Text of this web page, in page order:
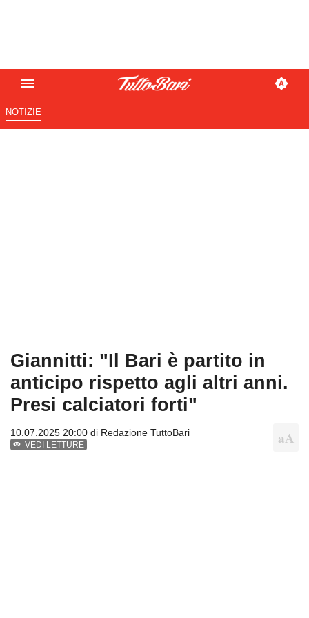
NOTIZIE
Giannitti: "Il Bari è partito in
anticipo rispetto agli altri anni.
Presi calciatori forti"
10.07.2025 20:00 di Redazione TuttoBari
VEDI LETTURE